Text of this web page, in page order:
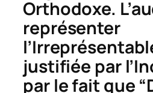
Orthodoxe.
représenter
justifiée par
par le fait que